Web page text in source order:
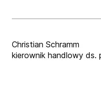
Christian Schramm
kierownik handlowy